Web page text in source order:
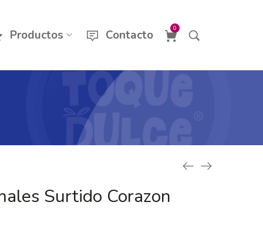
Productos Contacto 0
Surtido Corazon